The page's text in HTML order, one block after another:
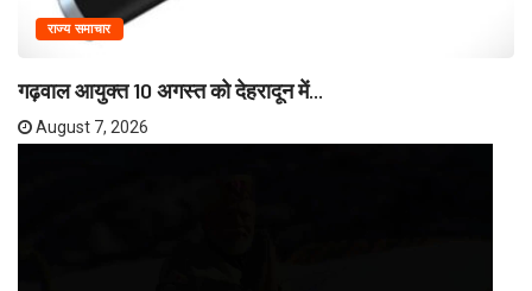
राज्य समाचार
गढ़वाल आयुक्त 10 अगस्त को देहरादून में...
August 7, 2026